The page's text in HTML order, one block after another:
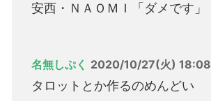
安西・ＮＡＯＭＩ「ダメです」
名無しぷく 2020/10/27(火) 18:08
タロットとか作るのめんどい